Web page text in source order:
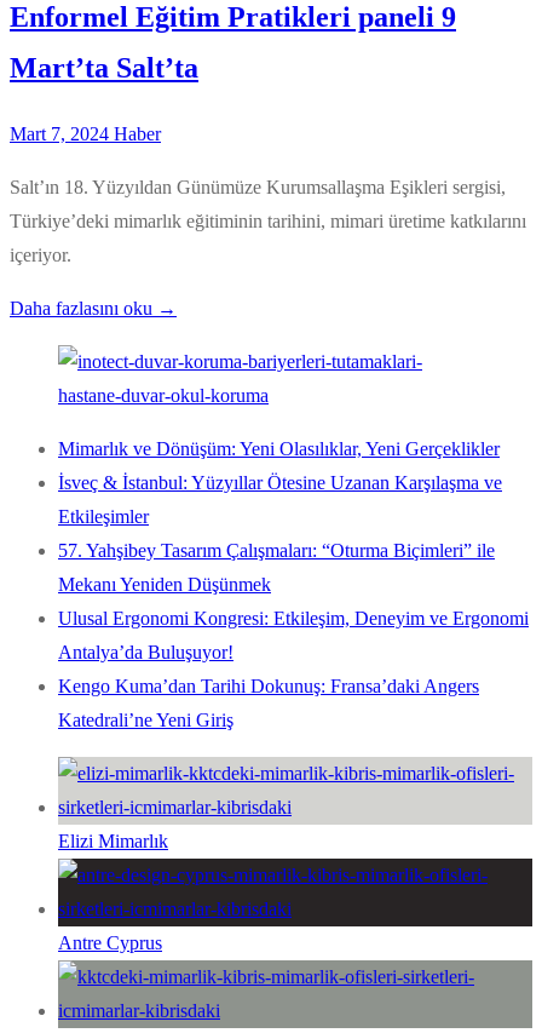
Enformel Eğitim Pratikleri paneli 9
Mart’ta Salt’ta
Mart 7, 2024 Haber
Salt’ın 18. Yüzyıldan Günümüze Kurumsallaşma Eşikleri sergisi,
Türkiye’deki mimarlık eğitiminin tarihini, mimari üretime katkılarını
içeriyor.
Daha fazlasını oku →
Mimarlık ve Dönüşüm: Yeni Olasılıklar, Yeni Gerçeklikler
İsveç & İstanbul: Yüzyıllar Ötesine Uzanan Karşılaşma ve
Etkileşimler
57. Yahşibey Tasarım Çalışmaları: “Oturma Biçimleri” ile
Mekanı Yeniden Düşünmek
Ulusal Ergonomi Kongresi: Etkileşim, Deneyim ve Ergonomi
Antalya’da Buluşuyor!
Kengo Kuma’dan Tarihi Dokunuş: Fransa’daki Angers
Katedrali’ne Yeni Giriş
Elizi Mimarlık
Antre Cyprus